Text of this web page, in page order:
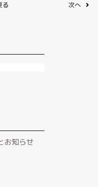
る 次へ
お知らせ